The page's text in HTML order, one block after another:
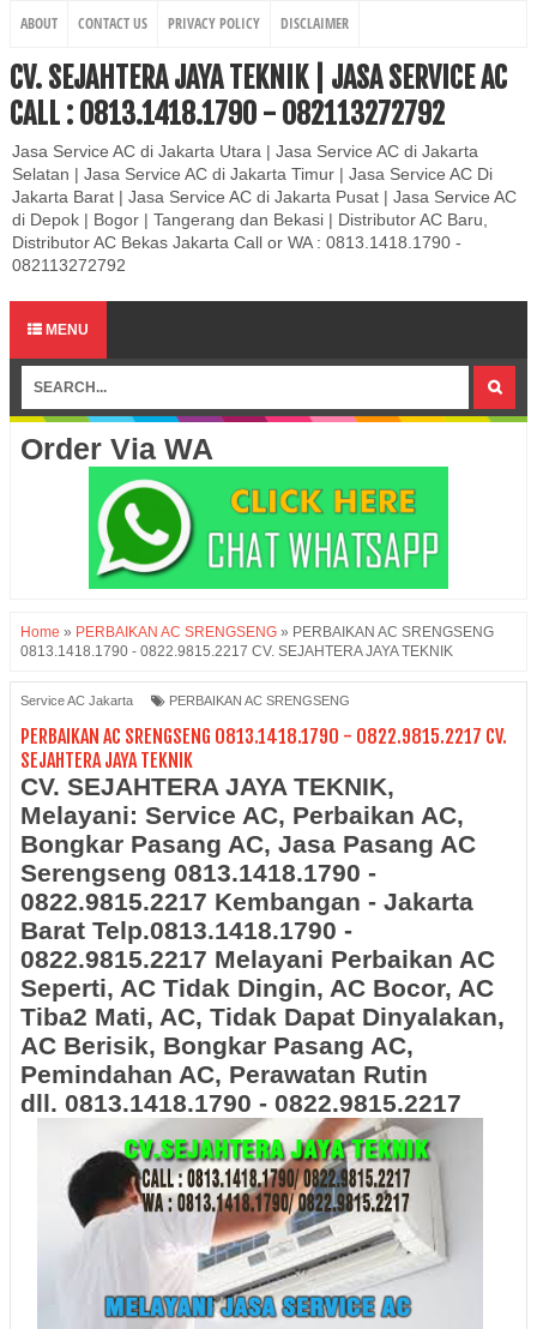
ABOUT CONTACT US PRIVACY POLICY DISCLAIMER
CV. SEJAHTERA JAYA TEKNIK | JASA SERVICE AC
CALL : 0813.1418.1790 - 082113272792
Jasa Service AC di Jakarta Utara | Jasa Service AC di Jakarta
Selatan | Jasa Service AC di Jakarta Timur | Jasa Service AC Di
Jakarta Barat | Jasa Service AC di Jakarta Pusat | Jasa Service AC
di Depok | Bogor | Tangerang dan Bekasi | Distributor AC Baru,
Distributor AC Bekas Jakarta Call or WA : 0813.1418.1790 -
082113272792
MENU
Order Via WA
Home » PERBAIKAN AC SRENGSENG » PERBAIKAN AC SRENGSENG
0813.1418.1790 - 0822.9815.2217 CV. SEJAHTERA JAYA TEKNIK
Service AC Jakarta PERBAIKAN AC SRENGSENG
PERBAIKAN AC SRENGSENG 0813.1418.1790 - 0822.9815.2217 CV.
SEJAHTERA JAYA TEKNIK
CV. SEJAHTERA JAYA TEKNIK,
Melayani: Service AC, Perbaikan AC,
Bongkar Pasang AC, Jasa Pasang AC
Serengseng 0813.1418.1790 -
0822.9815.2217 Kembangan - Jakarta
Barat Telp.0813.1418.1790 -
0822.9815.2217 Melayani Perbaikan AC
Seperti, AC Tidak Dingin, AC Bocor, AC
Tiba2 Mati, AC, Tidak Dapat Dinyalakan,
AC Berisik, Bongkar Pasang AC,
Pemindahan AC, Perawatan Rutin
dll. 0813.1418.1790 - 0822.9815.2217